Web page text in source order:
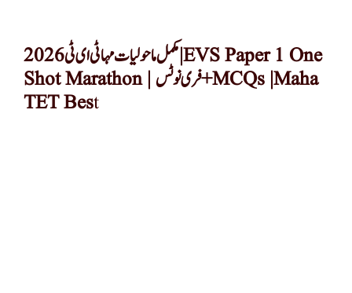
مکمل ماحولیات مہا ٹی ای ٹی 2026 | EVS Paper 1 One
Shot Marathon | فری نوٹس + MCQs |Maha
TET Best